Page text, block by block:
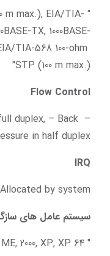
m max.), EIA/TIA-
TX, 1000BASE-
TIA-568 100-ohm
STP (100 m max.)"
Flow Control
duplex, – Back
in half duplex
IRQ
Allocated by system
سیستم عامل های
2000, XP, XP 64